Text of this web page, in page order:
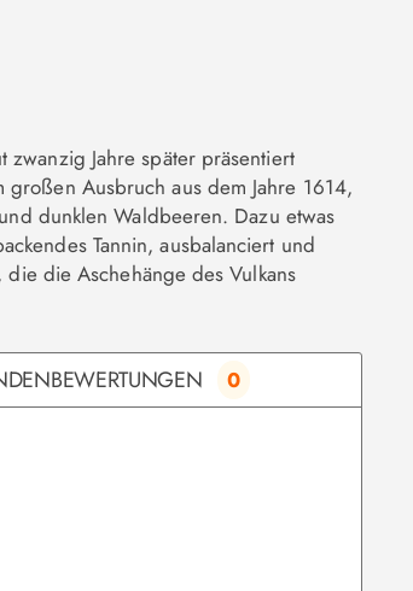
Jahre später präsentiert
Ausbruch aus dem Jahre 1614,
dunklen Waldbeeren. Dazu etwas
Tannin, ausbalanciert und
die Aschehänge des Vulkans
0